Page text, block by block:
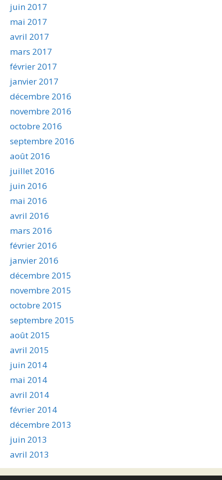
juin 2017
mai 2017
avril 2017
mars 2017
février 2017
janvier 2017
décembre 2016
novembre 2016
octobre 2016
septembre 2016
août 2016
juillet 2016
juin 2016
mai 2016
avril 2016
mars 2016
février 2016
janvier 2016
décembre 2015
novembre 2015
octobre 2015
septembre 2015
août 2015
avril 2015
juin 2014
mai 2014
avril 2014
février 2014
décembre 2013
juin 2013
avril 2013